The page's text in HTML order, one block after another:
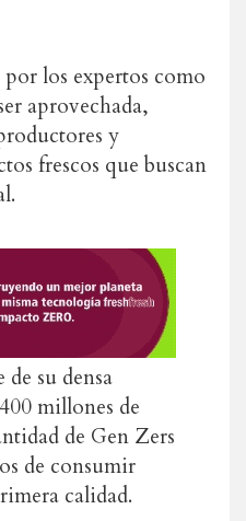
los expertos como
aprovechada,
y
frescos que buscan
su densa
millones de
de Gen Zers
de consumir
calidad.